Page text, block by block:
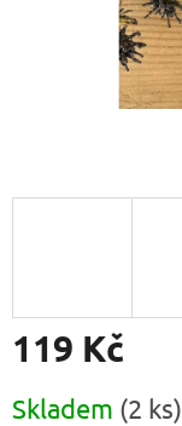
119 Kč
cena:
Skladem (2 ks)